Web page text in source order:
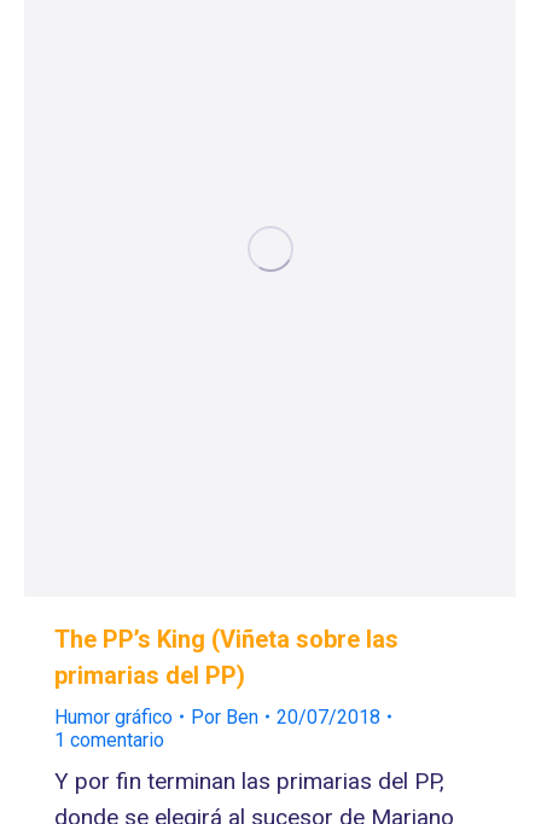
The PP’s King (Viñeta sobre las
primarias del PP)
Humor gráfico Por Ben
20/07/2018
1 comentario
Y por fin terminan las primarias del PP,
donde se elegirá al sucesor de Mariano